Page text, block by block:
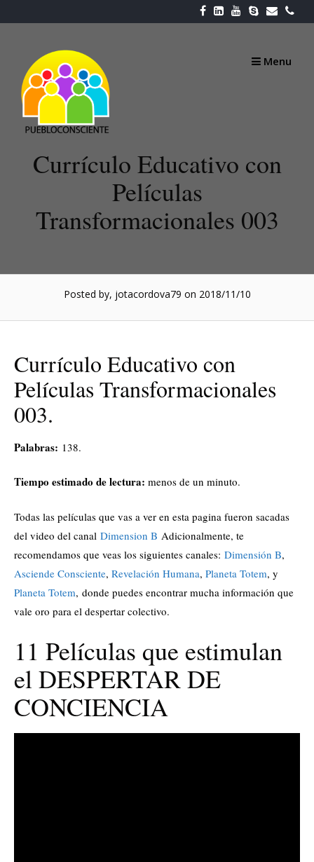
to
Menu
Currículo Educativo con
Películas
Transformacionales 003
Posted by, jotacordova79 on 2018/11/10
Currículo Educativo con
Películas Transformacionales
003.
Palabras: 138.
Tiempo estimado de lectura: menos de un minuto.
Todas las películas que vas a ver en esta pagina fueron sacadas
del video del canal Dimension B Adicionalmente, te
recomendamos que veas los siguientes canales: Dimensión B,
Asciende Consciente, Revelación Humana, Planeta Totem, y
Planeta Totem, donde puedes encontrar mucha información que
vale oro para el despertar colectivo.
11 Películas que estimulan
el DESPERTAR DE
CONCIENCIA